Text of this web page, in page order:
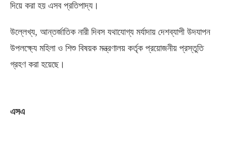
দিয়ে করা হয় এসব প্রতিপাদ্য।
উল্লেখ্য, আন্তর্জাতিক নারী দিবস যথাযোগ্য মর্যাদায় দেশব্যাপী উদযাপন
উপলক্ষ্যে মহিলা ও শিশু বিষয়ক মন্ত্রণালয় কর্তৃক প্রয়োজনীয় প্রস্তুতি
গ্রহণ করা হয়েছে।
এসএ